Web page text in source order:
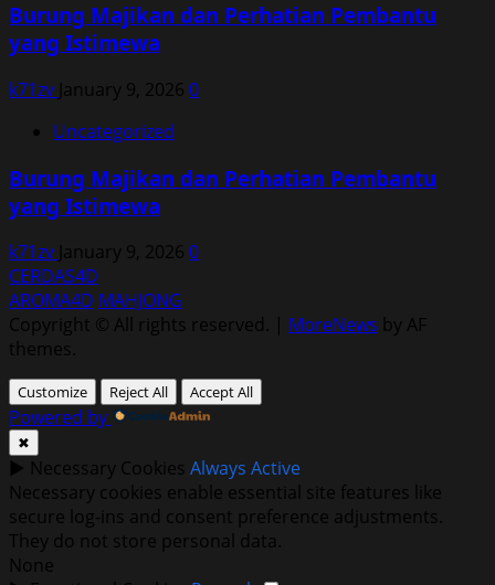
Burung Majikan dan Perhatian Pembantu
yang Istimewa
k71zv January 9, 2026 0
Uncategorized
Burung Majikan dan Perhatian Pembantu
yang Istimewa
k71zv January 9, 2026 0
CERDAS4D
AROMA4D MAHJONG
Copyright © All rights reserved. | MoreNews by AF
themes.
Customize Reject All Accept All
Powered by
✖
► Necessary Cookies Always Active
Necessary cookies enable essential site features like
secure log-ins and consent preference adjustments.
They do not store personal data.
None